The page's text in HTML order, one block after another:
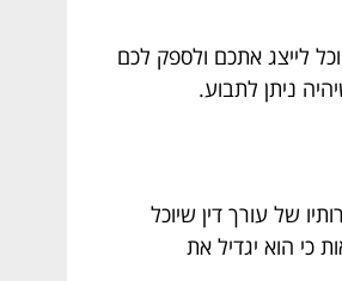
לייצג אתכם ולספק לכם
ניתן לתבוע.
של עורך דין שיוכל
כי הוא יגדיל את